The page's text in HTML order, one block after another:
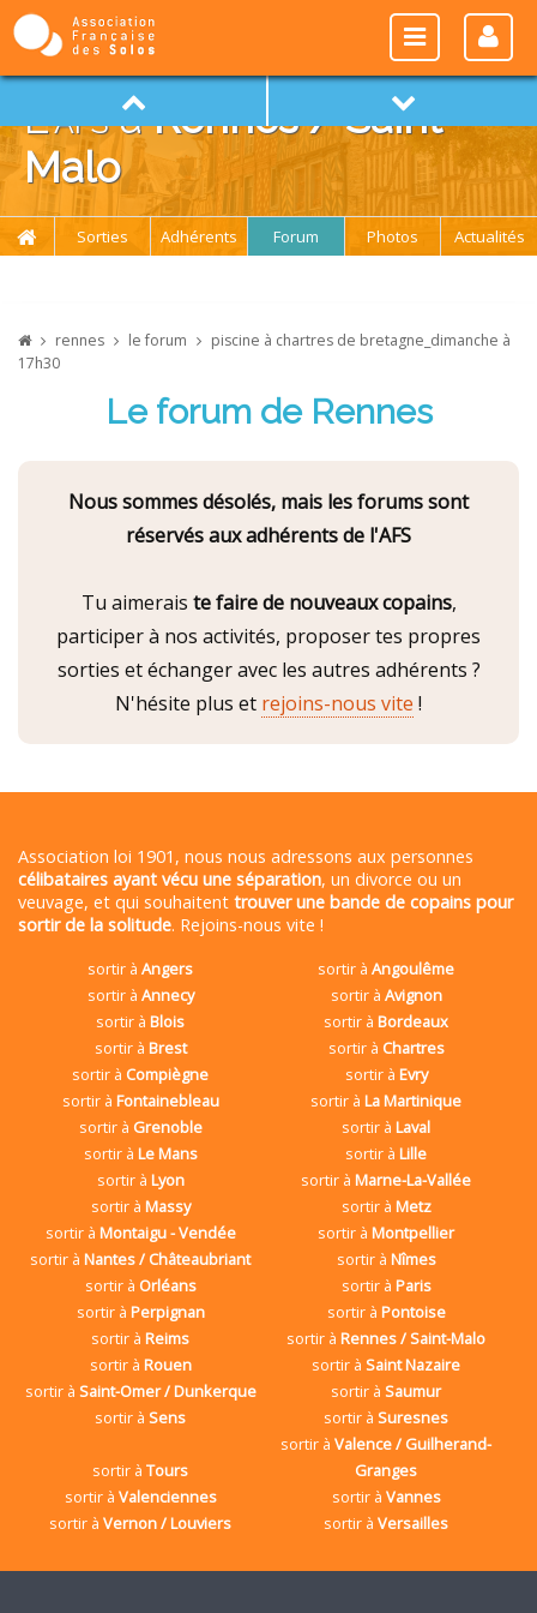
L'afsàRennes / Saint-
Malo
Sorties Adhérents Forum Photos Actualités
rennes le forum
piscine à chartres de bretagne_dimanche à
17h30
Le forum de Rennes
Nous sommes désolés, mais les forums sont
réservés aux adhérents de l'AFS
Tu aimerais te faire de nouveaux copains,
participer à nos activités, proposer tes propres
sorties et échanger avec les autres adhérents ?
N'hésite plus et rejoins-nous vite !
Association loi 1901, nous nous adressons aux personnes
célibataires ayant vécu une séparation, un divorce ou un
veuvage, et qui souhaitent trouver une bande de copains pour
sortir de la solitude. Rejoins-nous vite !
sortir àAngers sortir àAngoulême
sortir à Annecy sortir à Avignon
sortir àBlois sortir àBordeaux
sortir à Brest sortir à Chartres
sortir à Compiègne sortir à Evry
sortir à Fontainebleau sortir àLa Martinique
sortir à Grenoble sortir àLaval
sortir à Le Mans sortir àLille
sortir à Lyon sortir àMarne-La-Vallée
sortir à Massy sortir à Metz
sortir à Montaigu - Vendée sortir àMontpellier
sortir àNantes / Châteaubriant sortir à Nîmes
sortir à Orléans sortir à Paris
sortir à Perpignan sortir à Pontoise
sortir àReims sortir àRennes / Saint-Malo
sortir à Rouen sortir àSaint Nazaire
sortir à Saint-Omer / Dunkerque sortir àSaumur
sortir àSens sortir àSuresnes
sortir àTours
sortir àValence / Guilherand-
Granges
sortir à Valenciennes sortir à Vannes
sortir àVernon / Louviers sortir àVersailles